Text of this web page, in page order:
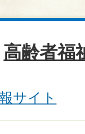
高齢者福
サイト